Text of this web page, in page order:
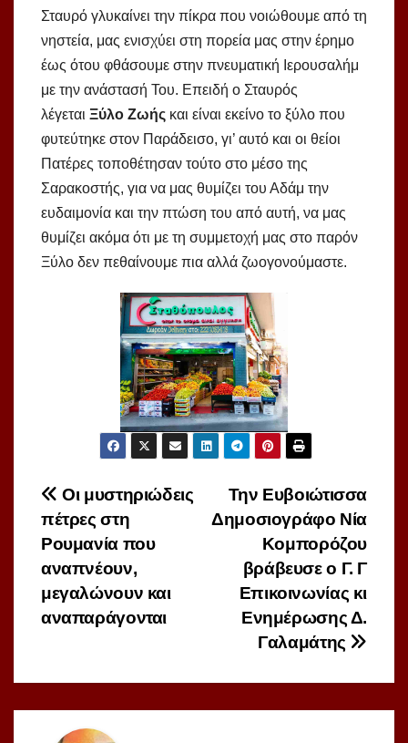
Σταυρό γλυκαίνει την πίκρα που νοιώθουμε από τη
νηστεία, μας ενισχύει στη πορεία μας στην έρημο
έως ότου φθάσουμε στην πνευματική Ιερουσαλήμ
με την ανάστασή Του. Επειδή ο Σταυρός
λέγεται Ξύλο Ζωής και είναι εκείνο το ξύλο που
φυτεύτηκε στον Παράδεισο, γι’ αυτό και οι θείοι
Πατέρες τοποθέτησαν τούτο στο μέσο της
Σαρακοστής, για να μας θυμίζει του Αδάμ την
ευδαιμονία και την πτώση του από αυτή, να μας
θυμίζει ακόμα ότι με τη συμμετοχή μας στο παρόν
Ξύλο δεν πεθαίνουμε πια αλλά ζωογονούμαστε.
Πλοήγηση
άρθρων
Την Ευβοιώτισσα
Δημοσιογράφο Νία
Κομπορόζου
βράβευσε ο Γ. Γ
Επικοινωνίας κι
Ενημέρωσης Δ.
Γαλαμάτης
Οι μυστηριώδεις
πέτρες στη
Ρουμανία που
αναπνέουν,
μεγαλώνουν και
αναπαράγονται